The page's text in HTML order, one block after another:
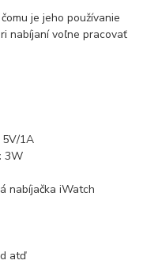
je jeho používanie
nabíjaní voľne pracovať
5V/1A
3W
nabíjačka iWatch
atď